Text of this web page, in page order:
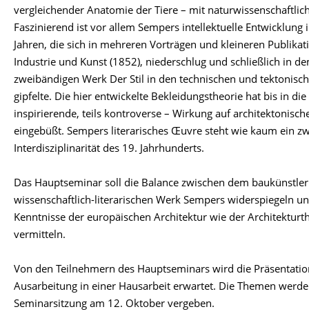
vergleichender Anatomie der Tiere – mit
Faszinierend ist vor allem Sempers intellektuelle
Jahren, die sich in mehreren Vorträgen und kleineren
Industrie und Kunst (1852), niederschlug und schließlich in
zweibändigen Werk Der Stil in den technischen und
gipfelte. Die hier entwickelte Bekleidungstheorie hat bis in
inspirierende, teils kontroverse – Wirkung auf
eingebüßt. Sempers literarisches Œuvre steht wie kaum ein
Interdisziplinarität des 19. Jahrhunderts.
Das Hauptseminar soll die Balance zwischen dem
wissenschaftlich-literarischen Werk Sempers widerspiegeln
Kenntnisse der europäischen Architektur wie der
vermitteln.
Von den Teilnehmern des Hauptseminars wird die
Ausarbeitung in einer Hausarbeit erwartet. Die Themen
Seminarsitzung am 12. Oktober vergeben.